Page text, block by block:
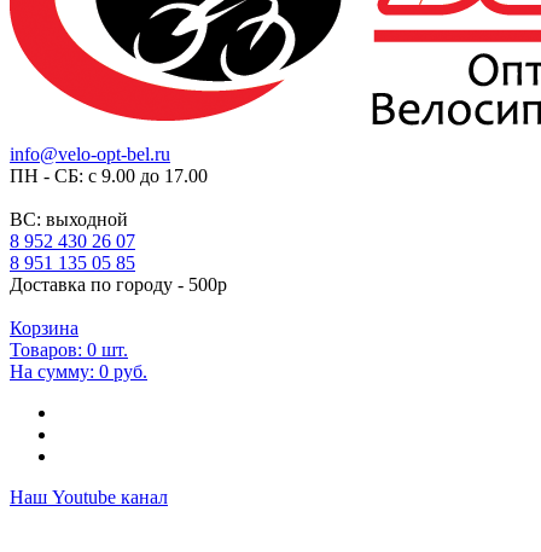
info@velo-opt-bel.ru
ПН - СБ: с 9.00 до 17.00
ВС: выходной
8 952 430 26 07
8 951 135 05 85
Доставка по городу - 500р
Корзина
Товаров: 0 шт.
На сумму: 0 руб.
Наш Youtube канал